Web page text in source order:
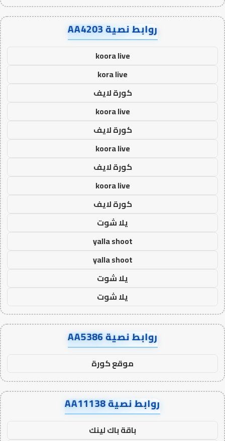
روابط نصية AA4203
koora live
kora live
كورة لايف
koora live
كورة لايف
koora live
كورة لايف
koora live
كورة لايف
يلا شوت
yalla shoot
yalla shoot
يلا شوت
يلا شوت
روابط نصية AA5386
موقع كورة
روابط نصية AA11138
باقة باك لينك